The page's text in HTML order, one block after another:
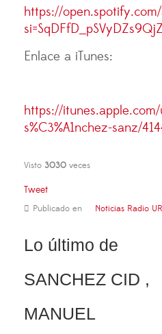
https://
Enlace a iTunes:
https://
s%C3%A1nchez-sanz/
Visto 3030 veces
Tweet
Publicado en Noticias Radio
Lo último de
SANCHEZ CID ,
MANUEL